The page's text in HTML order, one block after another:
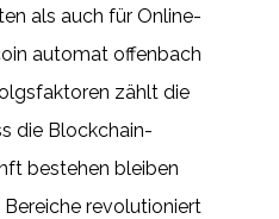
als auch für Online-
automat offenbach
zählt die
die Blockchain-
bestehen bleiben
revolutioniert